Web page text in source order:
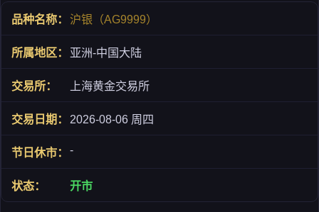
沪银（AG9999）
亚洲-中国大陆
上海黄金交易所
2026-08-06 周四
-
开市